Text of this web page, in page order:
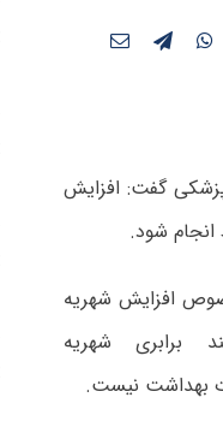
گفت: افزایش
انجام شود.
افزایش شهریه
برابری شهریه
بهداشت نیست.